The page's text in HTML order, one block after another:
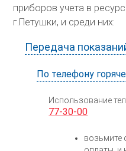
приборов учета в
г.Петушки, и среди них:
Передача
По телефону
Использование
77-30-00
возьмите